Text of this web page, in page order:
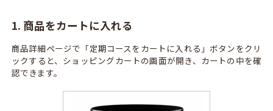
1. 商品をカートに入れる
商品詳細ページで「定期コースをカートに入れる」ボタンをクリ
ックすると、ショッピングカートの画面が開き、カートの中を確
認できます。